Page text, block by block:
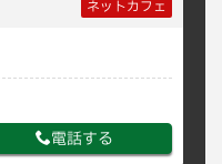
ネットカフェ
電話する